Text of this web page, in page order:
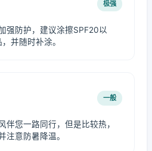
极强
强防护，建议涂擦SPF20以
并随时补涂。
一般
伴您一路同行，但是比较热，
注意防暑降温。